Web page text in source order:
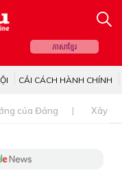
ភាសាខ្មែរ
CẢI CÁCH HÀNH CHÍNH
của Đảng Xây